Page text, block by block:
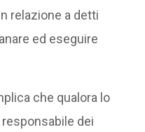
relazione a detti
ed eseguire
che qualora lo
dei